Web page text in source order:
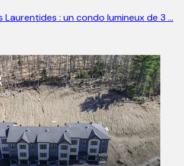
: un condo lumineux de 3 …